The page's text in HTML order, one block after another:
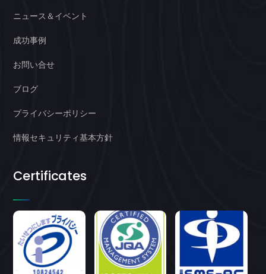
ニュース＆イベント
成功事例
お問い合せ
ブログ
プライバシーポリシー
情報セキュリティ基本方針
Certificates